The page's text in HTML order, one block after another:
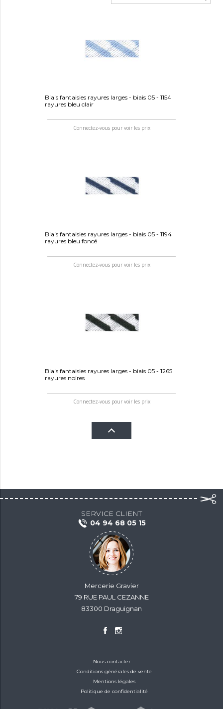
Biais fantaisies rayures larges - biais 05 - 1154
rayures bleu clair
Connectez-vous pour voir les prix
Biais fantaisies rayures larges - biais 05 - 1194
rayures bleu foncé
Connectez-vous pour voir les prix
Biais fantaisies rayures larges - biais 05 - 1265
rayures noires
Connectez-vous pour voir les prix
SERVICE CLIENT
04 94 68 05 15
Mercerie Gravier
79 RUE PAUL CEZANNE
83300 Draguignan
Nous contacter
Conditions générales de vente
Mentions légales
Politique de confidentialité